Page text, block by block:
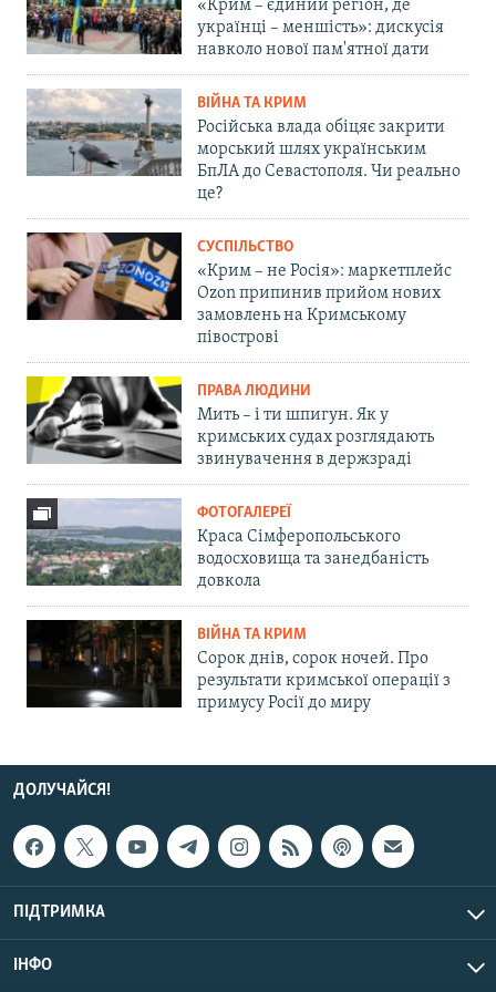
«Крим – єдиний регіон, де
українці – меншість»: дискусія
навколо нової пам'ятної дати
ВІЙНА ТА КРИМ
Російська влада обіцяє закрити
морський шлях українським
БпЛА до Севастополя. Чи реально
це?
СУСПІЛЬСТВО
«Крим – не Росія»: маркетплейс
Ozon припинив прийом нових
замовлень на Кримському
півострові
ПРАВА ЛЮДИНИ
Мить – і ти шпигун. Як у
кримських судах розглядають
звинувачення в держзраді
ФОТОГАЛЕРЕЇ
Краса Сімферопольського
водосховища та занедбаність
довкола
ВІЙНА ТА КРИМ
Сорок днів, сорок ночей. Про
результати кримської операції з
примусу Росії до миру
ДОЛУЧАЙСЯ!
ПІДТРИМКА
ІНФО